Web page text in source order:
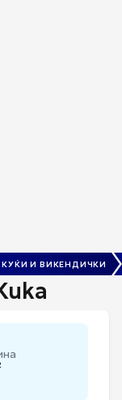
КУЌИ И ВИКЕНДИЧКИ